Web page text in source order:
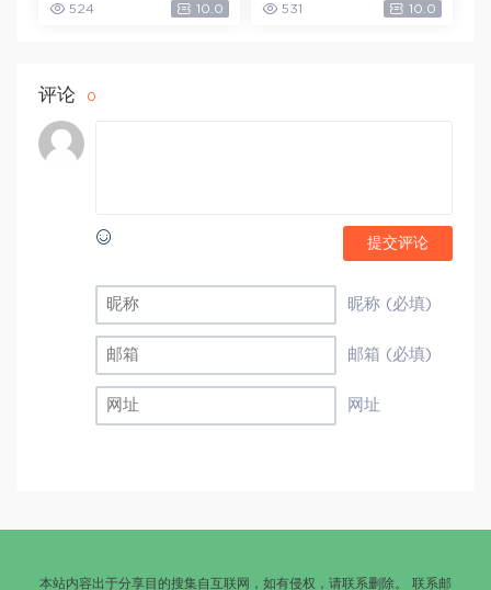
524 10.0 531 10.0
评论 0
提交评论
昵称 (必填)
邮箱 (必填)
网址
本站内容出于分享目的搜集自互联网，如有侵权，请联系删除。 联系邮